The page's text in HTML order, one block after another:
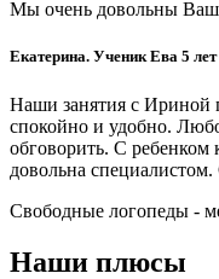
Мы очень довольны
Екатерина. Ученик Ева 5
Наши занятия с Ириной
спокойно и удобно.
обговорить. С ребенком
довольна
Свободные логопеды -
Наши плюсы